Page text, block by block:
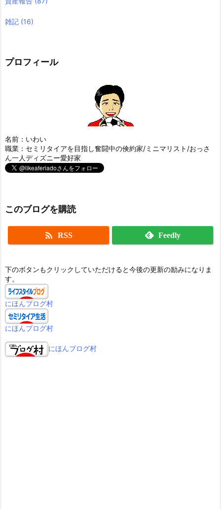
雑記 (16)
プロフィール
名前：いわい
職業：セミリタイアを目指し奮闘中の倹約家/ミニマリスト/おっさ
ん一人ディズニー愛好家
このブログを購読
 RSS Feedly
下のボタンもクリックしていただけると今後の更新の励みになりま
す。
にほんブログ村
にほんブログ村
にほんブログ村